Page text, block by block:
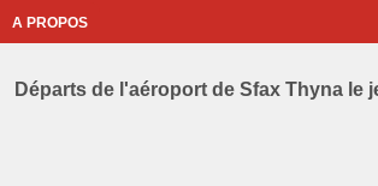
A PROPOS
Départs de l'aéroport de Sfax Thyna le